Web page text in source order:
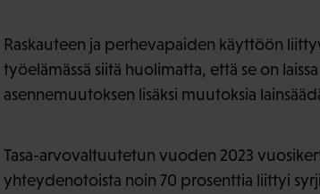
Raskauteen ja perhevapaiden käyttöön
työelämässä siitä huolimatta, että se on
asennemuutoksen lisäksi muutoksia
Tasa-arvovaltuutetun vuoden 2023
yhteydenotoista noin 70 prosenttia liittyi